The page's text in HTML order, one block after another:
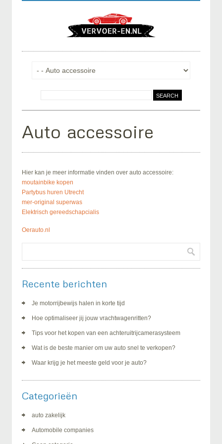
Auto accessoire
Hier kan je meer informatie vinden over auto accessoire:
moutainbike kopen
Partybus huren Utrecht
mer-original superwas
Elektrisch gereedschapcialis
Oerauto.nl
Recente berichten
Je motorrijbewijs halen in korte tijd
Hoe optimaliseer jij jouw vrachtwagenritten?
Tips voor het kopen van een achteruitrijcamerasysteem
Wat is de beste manier om uw auto snel te verkopen?
Waar krijg je het meeste geld voor je auto?
Categorieën
auto zakelijk
Automobile companies